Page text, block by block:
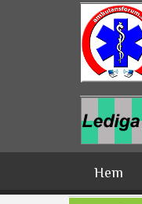
Hoppa till huvudinnehåll
Hem